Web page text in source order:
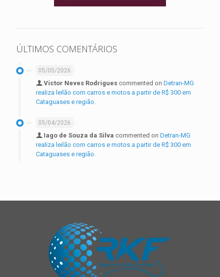
ÚLTIMOS COMENTÁRIOS
05/05/2026
Victor Neves Rodrigues commented on Detran-MG
realiza leilão com carros e motos a partir de R$ 300 em
Cataguases e região.
05/04/2026
Iago de Souza da Silva commented on Detran-MG
realiza leilão com carros e motos a partir de R$ 300 em
Cataguases e região.